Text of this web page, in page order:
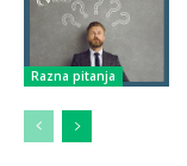
Razna pitanja